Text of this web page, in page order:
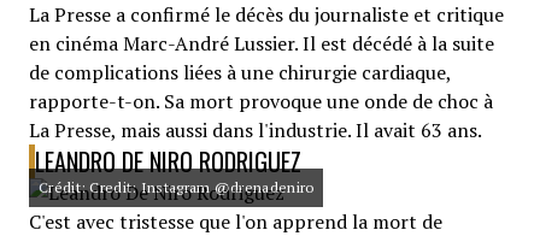
La Presse a confirmé le décès du journaliste et critique
en cinéma Marc-André Lussier. Il est décédé à la suite
de complications liées à une chirurgie cardiaque,
rapporte-t-on. Sa mort provoque une onde de choc à
La Presse, mais aussi dans l'industrie. Il avait 63 ans.
LEANDRO DE NIRO RODRIGUEZ
Crédit: Credit: Instagram @drenadeniro
C'est avec tristesse que l'on apprend la mort de